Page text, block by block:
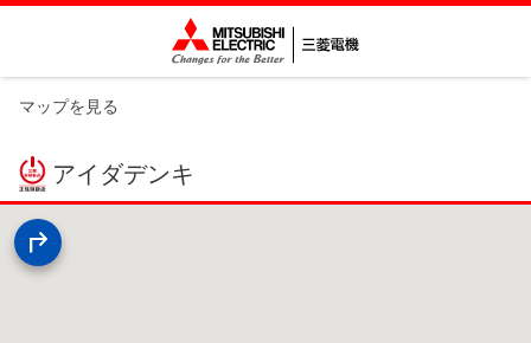
マップを見る
アイダデンキ